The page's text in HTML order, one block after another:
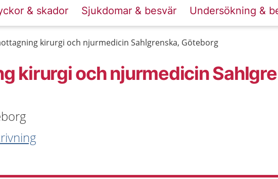
& skador Sjukdomar & besvär Undersökning &
kirurgi och njurmedicin Sahlgrenska, Göteborg
kirurgi och njurmedicin